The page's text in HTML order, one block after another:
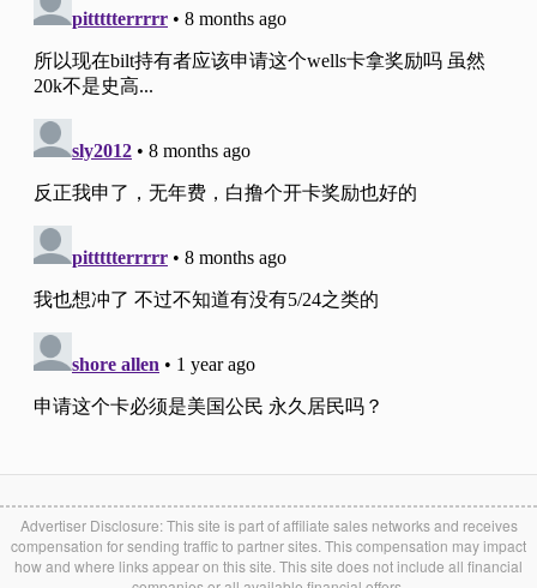
Advertiser Disclosure: This site is part of affiliate sales networks and receives
compensation for sending traffic to partner sites. This compensation may impact
how and where links appear on this site. This site does not include all financial